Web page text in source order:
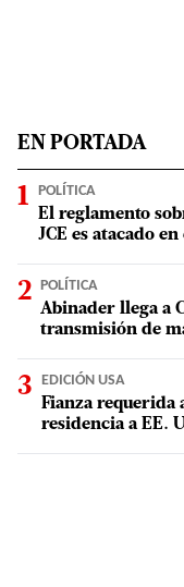
EN PORTADA
POLÍTICA
El reglamento
JCE es atacado
POLÍTICA
Abinader llega a
transmisión de
EDICIÓN USA
Fianza requerida
residencia a EE.